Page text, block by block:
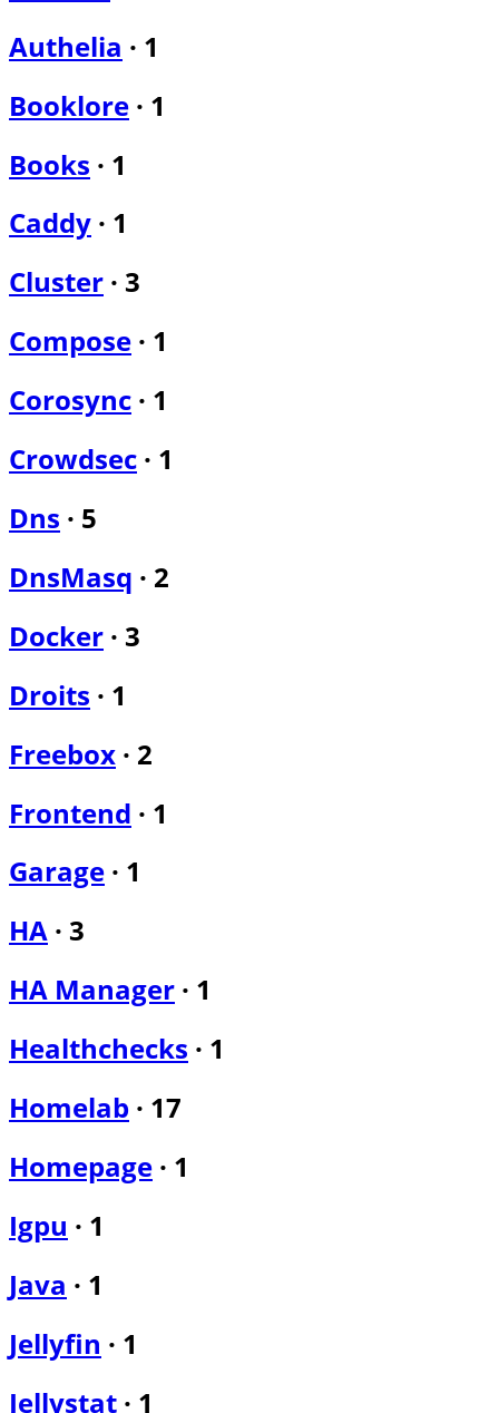
Authelia · 1
Booklore · 1
Books · 1
Caddy · 1
Cluster · 3
Compose · 1
Corosync · 1
Crowdsec · 1
Dns · 5
DnsMasq · 2
Docker · 3
Droits · 1
Freebox · 2
Frontend · 1
Garage · 1
HA · 3
HA Manager · 1
Healthchecks · 1
Homelab · 17
Homepage · 1
Igpu · 1
Java · 1
Jellyfin · 1
Jellystat · 1